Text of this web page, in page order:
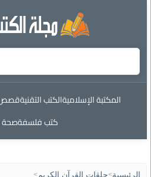
المكتبة الإسلاميةالكتب التقنيةقصص
كتب فلسفة
الرئيسية>حلقات القرآن الكريم>